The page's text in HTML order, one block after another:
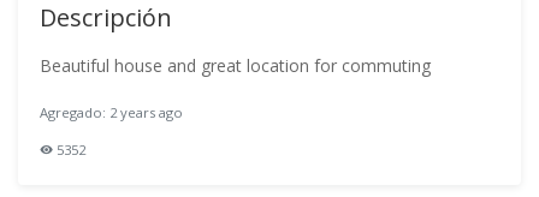
Descripción
Beautiful house and great location for commuting
Agregado: 2 years ago
5352